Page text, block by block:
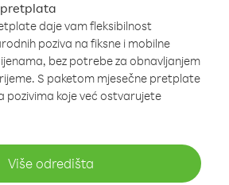
pretplata
daje vam fleksibilnost
poziva na fiksne i mobilne
bez potrebe za obnavljanjem
S paketom mjesečne pretplate
pozivima koje već ostvarujete
Više odredišta